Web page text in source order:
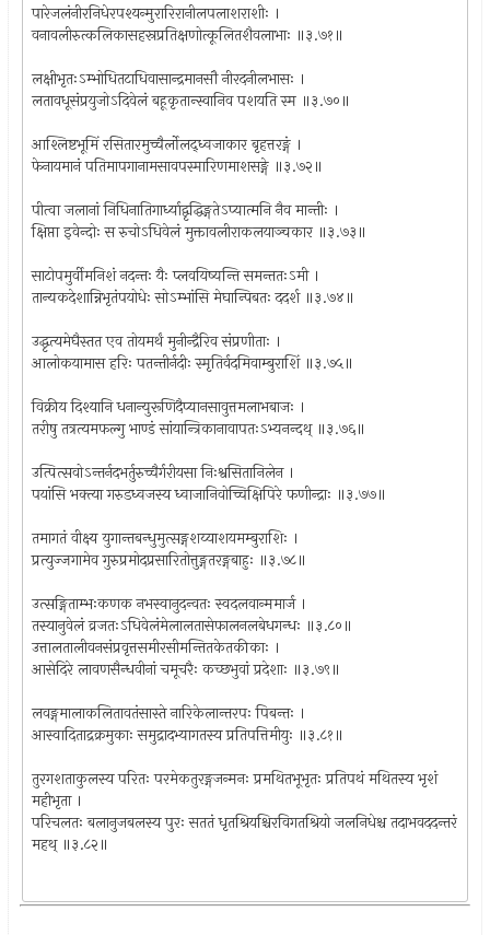
पारेजलंनीरनिधेरपश्यन्मुरारिरानीलपलाशराशीः ।
वनावलीरुत्कलिकासहस्रप्रतिक्षणोत्कूलितशैवलाभाः ॥३.७१॥
लक्षीभृतःऽम्भोधितटाधिवासान्द्रमानसौ नीरदनीलभासः ।
लतावधूसंप्रयुजोऽदिवेलं बहूकृतान्स्वानिव पशयति स्म ॥३.७०॥
आश्लिष्टभूमिं रसितारमुच्चैर्लोलद्ध्वजाकार बृहत्तरङ्गं ।
फेनायमानं पतिमापगानामसावपस्मारिणमाशसङ्गे ॥३.७२॥
पीत्वा जलानां निधिनातिगार्ध्याद्वृद्धिङ्गतेऽप्यात्मनि नैव मान्तीः ।
क्षिप्ता इवेन्दोः स रुचोऽधिवेलं मुक्तावलीराकलयाञ्चकार ॥३.७३॥
साटोपमुर्वीमनिशं नदन्तः यैः प्लवयिष्यन्ति समन्ततःऽमी ।
तान्यकदेशान्निभृतंपयोधेः सोऽम्भांसि मेघान्पिबतः ददर्श ॥३.७४॥
उद्धृत्यमेघैस्तत एव तोयमर्थं मुनीन्द्रैरिव संप्रणीताः ।
आलोकयामास हरिः पतन्तीर्नदीः स्मृतिर्वदमिवाम्बुराशिं ॥३.७५॥
विक्रीय दिश्यानि धनान्युरूणिदैप्यानसावुत्तमलाभबाजः ।
तरीषु तत्रत्यमफल्गु भाण्डं सांयान्त्रिकानावापतःऽभ्यनन्दथ् ॥३.७६॥
उत्पित्सवोऽन्तर्नदभर्तुरुच्चैर्गरीयसा निःश्वसितानिलेन ।
पयांसि भक्त्या गरुडध्वजस्य ध्वाजानिवोच्चिक्षिपिरे फणीन्द्राः ॥३.७७॥
तमागतं वीक्ष्य युगान्तबन्धुमुत्सङ्गशय्याशयमम्बुराशिः ।
प्रत्युज्जगामेव गुरुप्रमोदप्रसारितोत्तुङ्गतरङ्गबाहुः ॥३.७८॥
उत्सङ्गिताम्भःकणक नभस्वानुदन्वतः स्वदलवान्ममार्ज ।
तस्यानुवेलं व्रजतःऽधिवेलंमेलालतासेफालनलबेधगन्धः ॥३.८०॥
उत्तालतालीवनसंप्रवृत्तसमीरसीमन्तितकेतकीकाः ।
आसेदिरे लावणसैन्धवीनां चमूचरैः कच्छभुवां प्रदेशाः ॥३.७९॥
लवङ्गमालाकलितावतंसास्ते नारिकेलान्तरपः पिबन्तः ।
आस्वादिताद्रक्रमुकाः समुद्रादभ्यागतस्य प्रतिपत्तिमीयुः ॥३.८१॥
तुरगशताकुलस्य परितः परमेकतुरङ्गजन्मनः प्रमथितभूभृतः प्रतिपथं मथितस्य भृशं
महीभृता ।
परिचलतः बलानुजबलस्य पुरः सततं धृतश्रियश्चिरविगतश्रियो जलनिधेश्च तदाभवददन्तरं
महथ् ॥३.८२॥